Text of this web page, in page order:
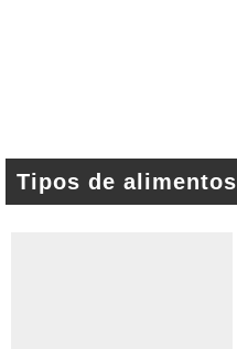
Tipos de alimentos